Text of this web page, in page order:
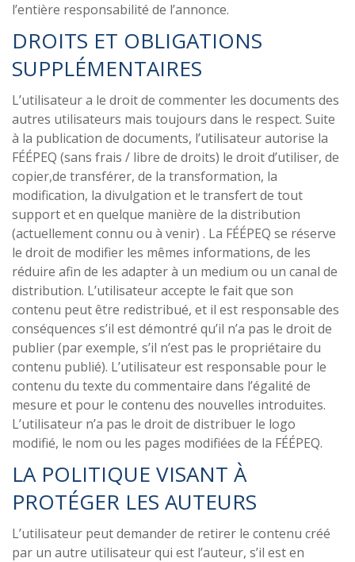
l’entière responsabilité de l’annonce.
DROITS ET OBLIGATIONS
SUPPLÉMENTAIRES
L’utilisateur a le droit de commenter les documents des
autres utilisateurs mais toujours dans le respect. Suite
à la publication de documents, l’utilisateur autorise la
FÉÉPEQ (sans frais / libre de droits) le droit d’utiliser, de
copier,de transférer, de la transformation, la
modification, la divulgation et le transfert de tout
support et en quelque manière de la distribution
(actuellement connu ou à venir) . La FÉÉPEQ se réserve
le droit de modifier les mêmes informations, de les
réduire afin de les adapter à un medium ou un canal de
distribution. L’utilisateur accepte le fait que son
contenu peut être redistribué, et il est responsable des
conséquences s’il est démontré qu’il n’a pas le droit de
publier (par exemple, s’il n’est pas le propriétaire du
contenu publié). L’utilisateur est responsable pour le
contenu du texte du commentaire dans l’égalité de
mesure et pour le contenu des nouvelles introduites.
L’utilisateur n’a pas le droit de distribuer le logo
modifié, le nom ou les pages modifiées de la FÉÉPEQ.
LA POLITIQUE VISANT À
PROTÉGER LES AUTEURS
L’utilisateur peut demander de retirer le contenu créé
par un autre utilisateur qui est l’auteur, s’il est en